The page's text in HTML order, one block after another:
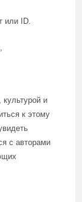
или ID.
культурой и
к этому
с авторами